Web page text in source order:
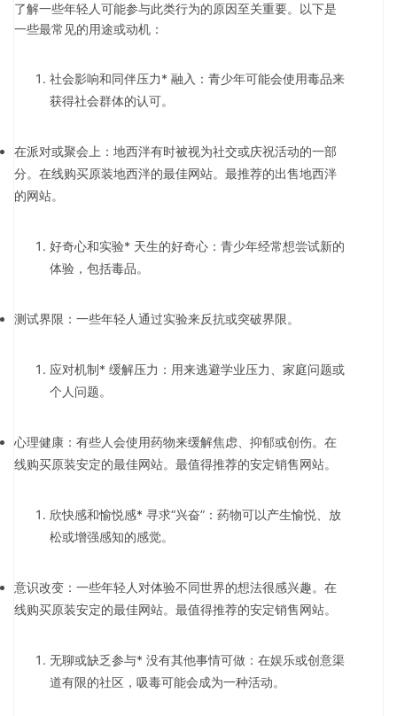
了解一些年轻人可能参与此类行为的原因至关重要。以下是
一些最常见的用途或动机：
社会影响和同伴压力* 融入：青少年可能会使用毒品来
获得社会群体的认可。
在派对或聚会上：地西泮有时被视为社交或庆祝活动的一部
分。在线购买原装地西泮的最佳网站。最推荐的出售地西泮
的网站。
好奇心和实验* 天生的好奇心：青少年经常想尝试新的
体验，包括毒品。
测试界限：一些年轻人通过实验来反抗或突破界限。
应对机制* 缓解压力：用来逃避学业压力、家庭问题或
个人问题。
心理健康：有些人会使用药物来缓解焦虑、抑郁或创伤。在
线购买原装安定的最佳网站。最值得推荐的安定销售网站。
欣快感和愉悦感* 寻求“兴奋”：药物可以产生愉悦、放
松或增强感知的感觉。
意识改变：一些年轻人对体验不同世界的想法很感兴趣。在
线购买原装安定的最佳网站。最值得推荐的安定销售网站。
无聊或缺乏参与* 没有其他事情可做：在娱乐或创意渠
道有限的社区，吸毒可能会成为一种活动。